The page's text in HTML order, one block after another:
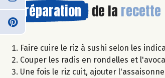
Préparation de la recette
Faire cuire le riz à sushi selon les
Couper les radis en rondelles et
Une fois le riz cuit, ajouter